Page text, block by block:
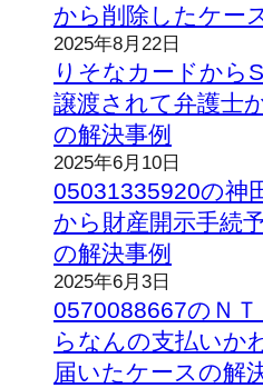
から削除したケー
2025年8月22日
りそなカードから
譲渡されて弁護士
の解決事例
2025年6月10日
05031335920の神
から財産開示手続
の解決事例
2025年6月3日
0570088667のＮ
らなんの支払いか
届いたケースの解